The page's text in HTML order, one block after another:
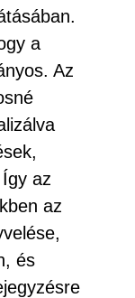
a
Az
az
az
és